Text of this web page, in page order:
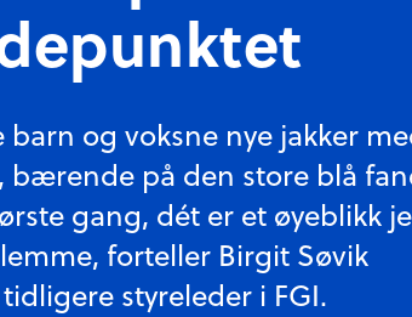
barn og voksne nye jakker
bærende på den store blå
gang, dét er et øyeblikk
forteller Birgit Søvik
styreleder i FGI.